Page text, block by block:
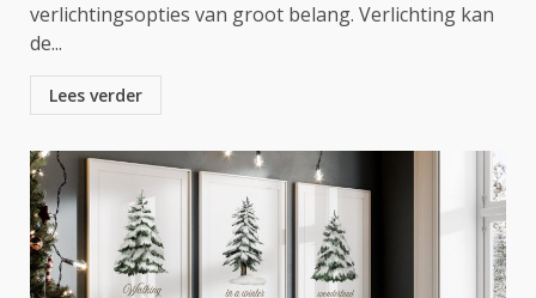
verlichtingsopties van groot belang. Verlichting kan
de...
Lees verder